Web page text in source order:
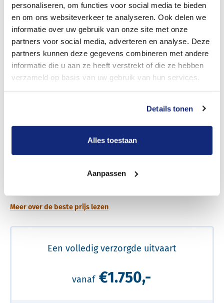
personaliseren, om functies voor social media te bieden
en om ons websiteverkeer te analyseren. Ook delen we
informatie over uw gebruik van onze site met onze
partners voor social media, adverteren en analyse. Deze
partners kunnen deze gegevens combineren met andere
informatie die u aan ze heeft verstrekt of die ze hebben
verzameld op basis van uw gebruik van hun services.
Details tonen
Alles toestaan
Aanpassen
Dit kost een begrafenis
Bekijk tarieven voor begrafenis
Een betere uitvaart ervaring voor een betere
Meer over de beste prijs lezen
Een volledig verzorgde uitvaart
vanaf €1.750,-